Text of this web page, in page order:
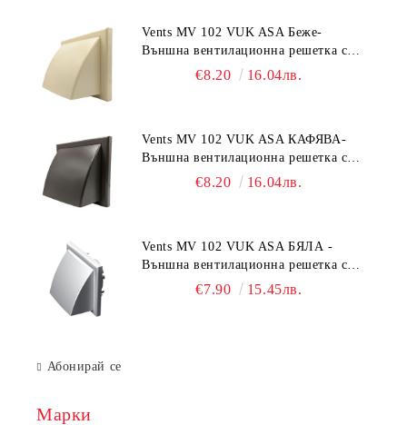
Vents MV 102 VUK ASA Беже-
Външна вентилационна решетка с
гравитачна клапа Ø 100, Ø 125,
€8.20 16.04лв.
Vents MV 102 VUK ASA КАФЯВА-
Външна вентилационна решетка с
гравитачна клапа Ø 100, Ø 125,
€8.20 16.04лв.
Vents MV 102 VUK ASA БЯЛА -
Външна вентилационна решетка с
гравитачна клапа Ø 100, Ø 125,
€7.90 15.45лв.
Абонирай се
Марки